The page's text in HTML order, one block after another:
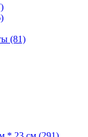
(81)